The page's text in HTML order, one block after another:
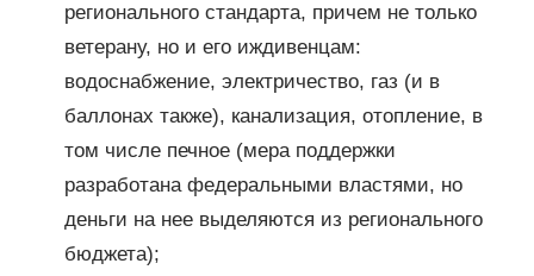
регионального стандарта, причем не только
ветерану, но и его иждивенцам:
водоснабжение, электричество, газ (и в
баллонах также), канализация, отопление, в
том числе печное (мера поддержки
разработана федеральными властями, но
деньги на нее выделяются из регионального
бюджета);